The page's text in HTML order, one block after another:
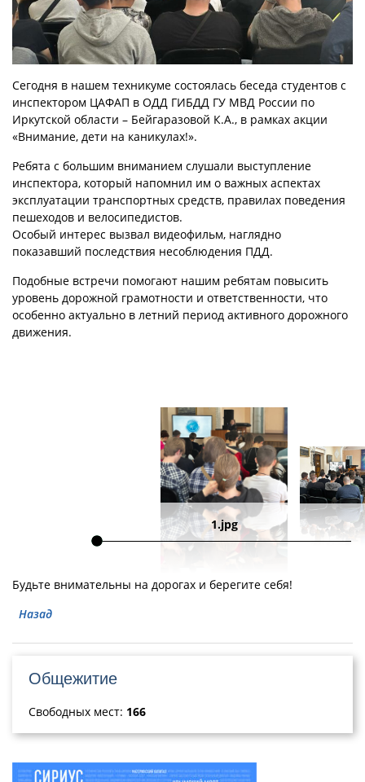
Сегодня в нашем техникуме состоялась беседа студентов с
инспектором ЦАФАП в ОДД ГИБДД ГУ МВД России по
Иркутской области – Бейгаразовой К.А., в рамках акции
«Внимание, дети на каникулах!».
Ребята с большим вниманием слушали выступление
инспектора, который напомнил им о важных аспектах
эксплуатации транспортных средств, правилах поведения
пешеходов и велосипедистов.
Особый интерес вызвал видеофильм, наглядно
показавший последствия несоблюдения ПДД.
Подобные встречи помогают нашим ребятам повысить
уровень дорожной грамотности и ответственности, что
особенно актуально в летний период активного дорожного
движения.
1.jpg
Будьте внимательны на дорогах и берегите себя!
Назад
Общежитие
Свободных мест: 166